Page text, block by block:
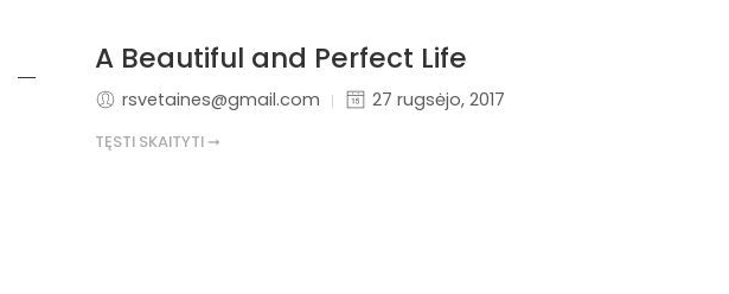
A Beautiful and Perfect Life
rsvetaines@gmail.com 27 rugsėjo, 2017
TĘSTI SKAITYTI ➞